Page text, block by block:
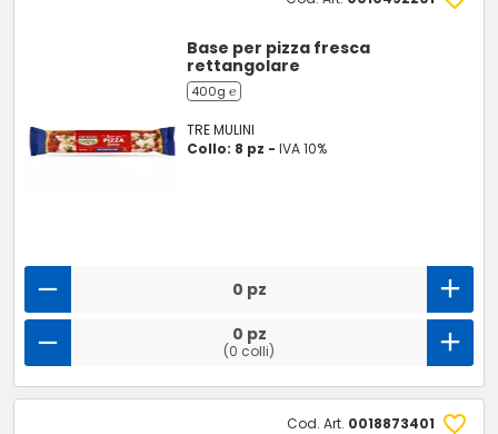
Base per pizza fresca
rettangolare
400g ℮
TRE MULINI
Collo: 8 pz -IVA 10%
0 pz
0 pz
(0 colli)
Cod. Art. 0018873401